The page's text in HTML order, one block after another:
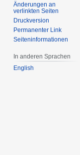
Änderungen an
verlinkten Seiten
Druckversion
Permanenter Link
Seiten­­informationen
In anderen Sprachen
English